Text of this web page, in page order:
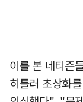
이를 본 네티즌
히틀러 초상화